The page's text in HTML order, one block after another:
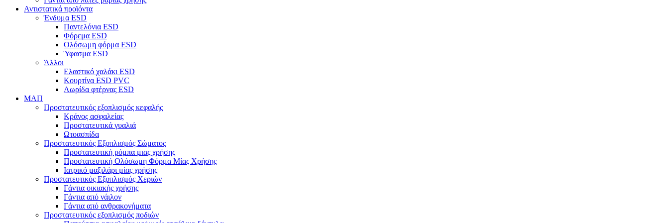
Αντιστατικά προϊόντα
Ένδυμα ESD
Παντελόνια ESD
Φόρεμα ESD
Ολόσωμη φόρμα ESD
Ύφασμα ESD
Άλλοι
Ελαστικό χαλάκι ESD
Κουρτίνα ESD PVC
Λωρίδα φτέρνας ESD
ΜΑΠ
Προστατευτικός εξοπλισμός κεφαλής
Κράνος ασφαλείας
Προστατευτικά γυαλιά
Ωτοασπίδα
Προστατευτικός Εξοπλισμός Σώματος
Προστατευτική ρόμπα μιας χρήσης
Προστατευτική Ολόσωμη Φόρμα Μίας Χρήσης
Ιατρικό μαξιλάρι μίας χρήσης
Προστατευτικός Εξοπλισμός Χεριών
Γάντια οικιακής χρήσης
Γάντια από νάιλον
Γάντια από ανθρακονήματα
Προστατευτικός εξοπλισμός ποδιών